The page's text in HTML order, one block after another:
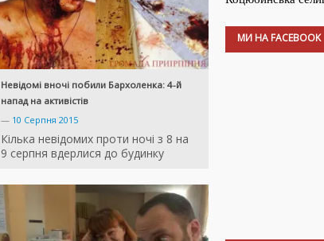
Невідомі вночі побили Бархоленка: 4-й
напад на активістів
— 10 Серпня 2015
Кілька невідомих проти ночі з 8 на
9 серпня вдерлися до будинку
МИ НА FACEBOOK